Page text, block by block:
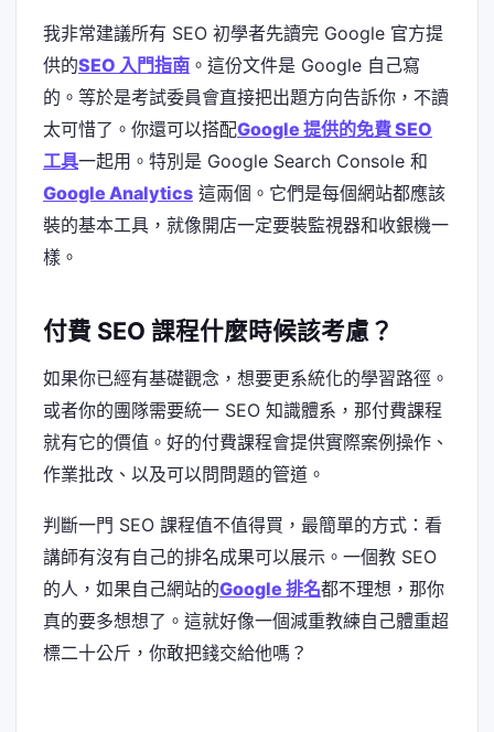
我非常建議所有 SEO 初學者先讀完 Google 官方提
供的SEO 入門指南 。這份文件是 Google 自己寫
的。等於是考試委員會直接把出題方向告訴你，不讀
太可惜了。你還可以搭配Google 提供的免費 SEO
工具一起用。特別是 Google Search Console 和
Google Analytics 這兩個。它們是每個網站都應該
裝的基本工具，就像開店一定要裝監視器和收銀機一
樣。
付費 SEO 課程什麼時候該考慮？
如果你已經有基礎觀念，想要更系統化的學習路徑。
或者你的團隊需要統一 SEO 知識體系，那付費課程
就有它的價值。好的付費課程會提供實際案例操作、
作業批改、以及可以問問題的管道。
判斷一門 SEO 課程值不值得買，最簡單的方式：看
講師有沒有自己的排名成果可以展示。一個教 SEO
的人，如果自己網站的Google 排名都不理想，那你
真的要多想想了。這就好像一個減重教練自己體重超
標二十公斤，你敢把錢交給他嗎？